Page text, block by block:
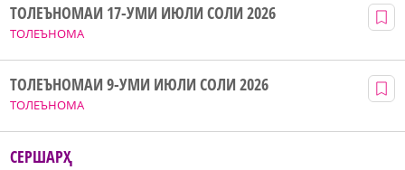
ТОЛЕЪНОМА
ТОЛЕЪНОМАИ 17-УМИ ИЮЛИ СОЛИ 2026
ТОЛЕЪНОМА
ТОЛЕЪНОМАИ 9-УМИ ИЮЛИ СОЛИ 2026
СЕРШАРҲ